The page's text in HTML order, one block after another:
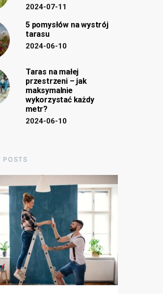
2024-07-11
5 pomysłów na wystrój
tarasu
2024-06-10
Taras na małej
przestrzeni – jak
maksymalnie
wykorzystać każdy
metr?
2024-06-10
POSTS